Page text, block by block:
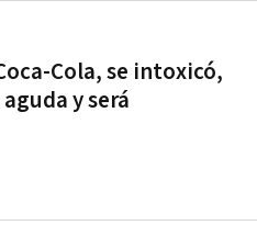
Cola, se intoxicó,
y será